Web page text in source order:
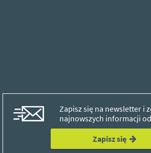
Zapisz się na newsletter i
najnowszych informacji
Zapisz się